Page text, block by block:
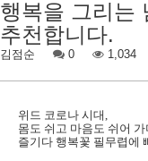
행복을 그리는
추천합니다.
김점순 0 1,034
위드 코로나 시대,
몸도 쉬고 마음도 쉬어
즐기다 행복꽃 필무렵에